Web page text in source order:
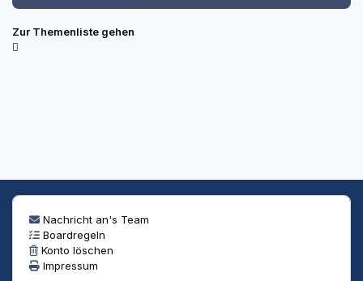
Zur Themenliste gehen
Nachricht an's Team
Boardregeln
Konto löschen
Impressum